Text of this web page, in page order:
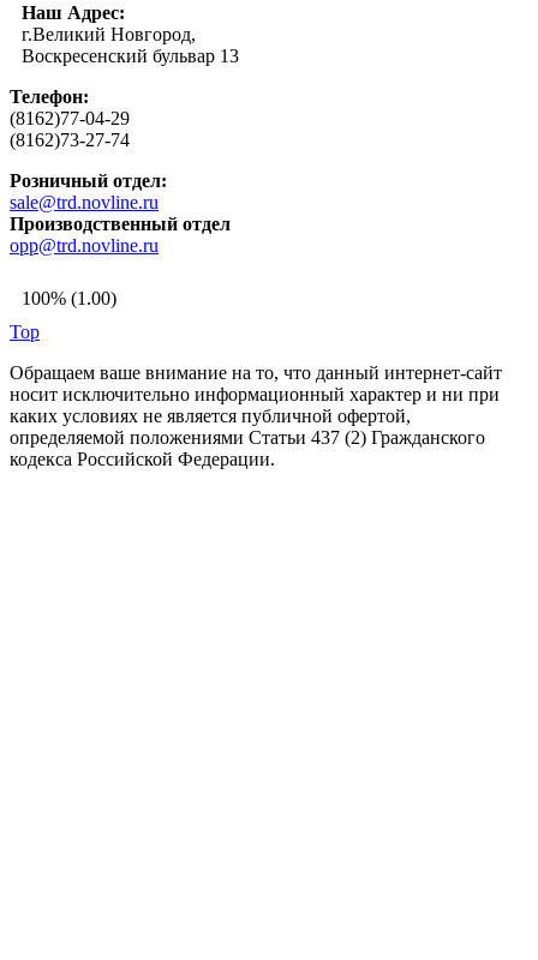
Наш Адрес:
г.Великий Новгород,
Воскресенский бульвар 13
Телефон:
(8162)77-04-29
(8162)73-27-74
Розничный отдел:
sale@trd.novline.ru
Производственный отдел
opp@trd.novline.ru
100% (1.00)
Top
Обращаем ваше внимание на то, что данный интернет-сайт
носит исключительно информационный характер и ни при
каких условиях не является публичной офертой,
определяемой положениями Статьи 437 (2) Гражданского
кодекса Российской Федерации.